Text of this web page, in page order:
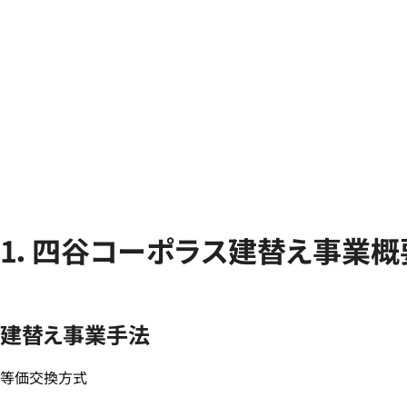
1．四谷コーポラス建替え事業
建替え事業手法
等価交換方式